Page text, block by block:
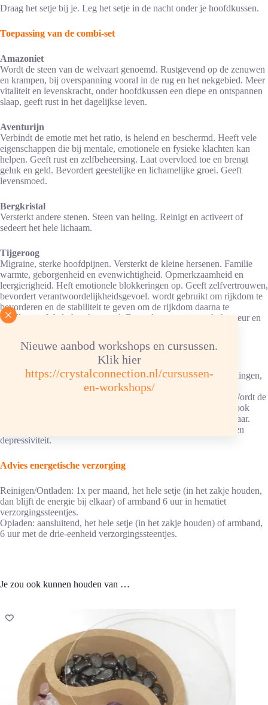
Nieuwe aanbod workshops en cursussen.
Klik hier
https://crystalconnection.nl/cursussen-
en-workshops/
Draag het setje bij je. Leg het setje in de nacht onder je hoofdkussen.
Toepassing van de combi-set
Amazoniet
Wordt de steen van de welvaart genoemd. Rustgevend op de zenuwen
en krampen, bij overspanning vooral in de rug en het nekgebied. Meer
vitaliteit en levenskracht, onder hoofdkussen een diepe en ontspannen
slaap, geeft rust in het dagelijkse leven.
Aventurijn
Verbindt de emotie met het ratio, is helend en beschermd. Heeft vele
eigenschappen die bij mentale, emotionele en fysieke klachten kan
helpen. Geeft rust en zelfbeheersing. Laat overvloed toe en brengt
geluk en geld. Bevordert geestelijke en lichamelijke groei. Geeft
levensmoed.
Bergkristal
Versterkt andere stenen. Steen van heling. Reinigt en activeert of
sedeert het hele lichaam.
Tijgeroog
Migraine, sterke hoofdpijnen. Versterkt de kleine hersenen. Familie
warmte, geborgenheid en evenwichtigheid. Opmerkzaamheid en
leergierigheid. Heft emotionele blokkeringen op. Geeft zelfvertrouwen,
bevordert verantwoordelijkheidsgevoel. wordt gebruikt om rijkdom te
bevorderen en de stabiliteit te geven om de rijkdom daarna te
handhaven. Werkt beschermend. Bevordert een opgewekt humeur en
Goed tegen vermoeidheid van zowel lichaam als de geest, Is
vitaliserend voor lichaam en geest. Helpt bij geestelijke inspanningen,
versterkt het zelfvertrouwen. Bevordert concentratie en
doorzettingsvermogen. Zet het negatieve om in het positieve. Wordt de
‘Steen der Handelaren’ genoemd, heeft geldenergieën en trekt ook
overvloed aan. Maakt blij en opgewekt, gedachten helder en klaar.
Tegen futloosheid, zwaarmoedigheid, overspannenheid, angst en
depressiviteit.
Advies energetische verzorging
Reinigen/Ontladen: 1x per maand, het hele setje (in het zakje houden,
dan blijft de energie bij elkaar) of armband 6 uur in hematiet
verzorgingssteentjes.
Opladen: aansluitend, het hele setje (in het zakje houden) of armband,
6 uur met de drie-eenheid verzorgingssteentjes.
Je zou ook kunnen houden van …